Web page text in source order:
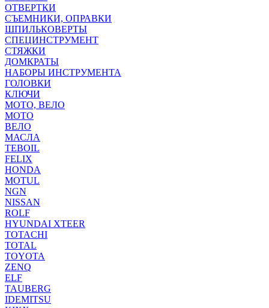
ОТВЕРТКИ
СЪЕМНИКИ, ОПРАВКИ
ШПИЛЬКОВЕРТЫ
СПЕЦИНСТРУМЕНТ
СТЯЖКИ
ДОМКРАТЫ
НАБОРЫ ИНСТРУМЕНТА
ГОЛОВКИ
КЛЮЧИ
МОТО, ВЕЛО
МОТО
ВЕЛО
МАСЛА
TEBOIL
FELIX
HONDA
MOTUL
NGN
NISSAN
ROLF
HYUNDAI XTEER
TOTACHI
TOTAL
TOYOTA
ZENQ
ELF
TAUBERG
IDEMITSU